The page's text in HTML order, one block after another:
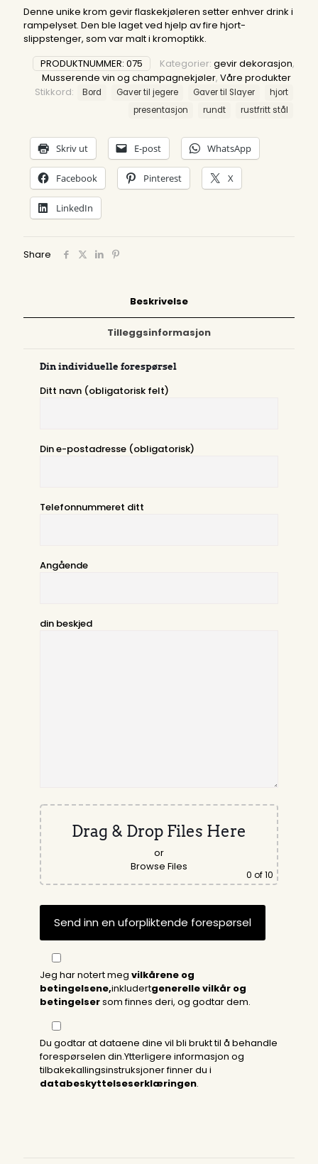
Denne unike krom gevir flaskekjøleren setter enhver drink i
rampelyset. Den ble laget ved hjelp av fire hjort-
slippstenger, som var malt i kromoptikk.
PRODUKTNUMMER: 075 Kategorier: gevir dekorasjon,
Musserende vin og champagnekjøler, Våre produkter
Stikkord:
Bord Gaver til jegere Gaver til Slayer
hjort
presentasjon
rundt rustfritt stål
Skriv ut E-post WhatsApp
Facebook Pinterest X
LinkedIn
Share
Beskrivelse
Tilleggsinformasjon
Din individuelle forespørsel
Ditt navn (obligatorisk felt)
Din e-postadresse (obligatorisk)
Telefonnummeret ditt
Angående
din beskjed
Drag & Drop Files Here
or
Browse Files
0 of 10
Jeg har notert megvilkårene og
betingelsene,inkludertgenerelle vilkår og
betingelsersom finnes deri, og godtar dem.
Du godtar at dataene dine vil bli brukt til å behandle
forespørselen din.Ytterligere informasjon og
tilbakekallingsinstruksjoner finner du i
databeskyttelseserklæringen.